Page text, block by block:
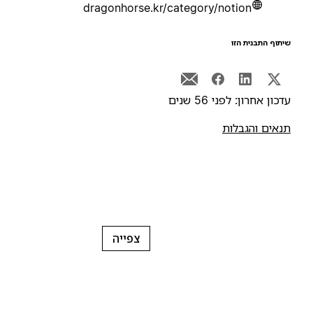
dragonhorse.kr/category/notion
התבנית הזו
אחרון: לפני 56 שנים
והגבלות
צפייה